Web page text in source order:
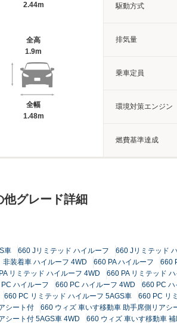
2.44m
全高
1.9m
全幅
1.48m
駆動方式
排気量
乗車定員
環境対策エンジン
燃費基準達成
グレード詳細
車 660 Jリミテッド ハイルーフ 660 Jリミテッド
非装着車 ハイルーフ 4WD
660 PA ハイルーフ 660
リミテッド ハイルーフ 4WD 660 PA リミテッド
ハイルーフ 660 PC ハイルーフ 4WD 660 PC ハ
660 PC リミテッド ハイルーフ 5AGS車 660 PC リ
シート付
660 ウィズ 車いす移動車 助手席側リアシ
シート付 5AGS車 4WD
660 ウィズ 車いす移動車